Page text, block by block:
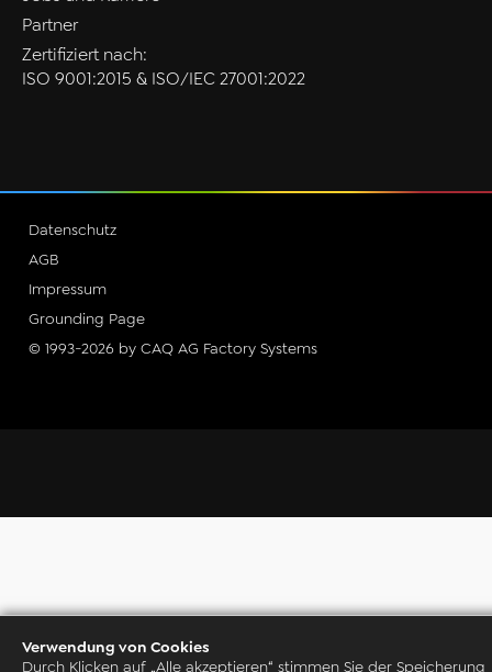
Partner
Zertifiziert nach:
ISO 9001:2015 & ISO/IEC 27001:2022
© 1993-2026 by CAQ AG Factory Systems
Grounding Page
Impressum
AGB
Datenschutz
Verwendung von Cookies
Durch Klicken auf „Alle akzeptieren“ stimmen Sie der Speicherung